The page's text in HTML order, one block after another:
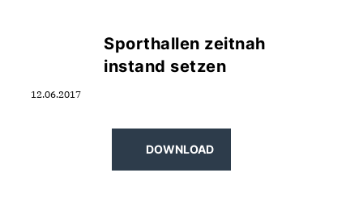
12.06.2017
Sporthallen zeitnah
instand setzen
DOWNLOAD